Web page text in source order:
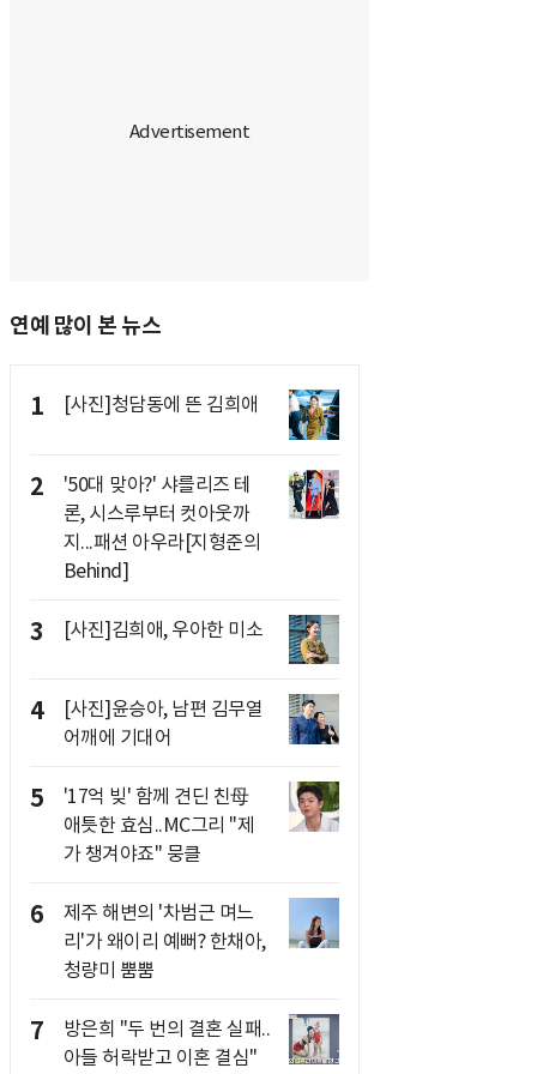
연예 많이 본 뉴스
1 [사진]청담동에 뜬 김희애
2
'50대 맞아?' 샤를리즈 테
론, 시스루부터 컷아웃까
지...패션 아우라[지형준의
Behind]
3 [사진]김희애, 우아한 미소
4
[사진]윤승아, 남편 김무열
어깨에 기대어
5
'17억 빚' 함께 견딘 친母
애틋한 효심..MC그리 "제
가 챙겨야죠" 뭉클
6
제주 해변의 '차범근 며느
리'가 왜이리 예뻐? 한채아,
청량미 뿜뿜
7
방은희 "두 번의 결혼 실패..
아들 허락받고 이혼 결심"